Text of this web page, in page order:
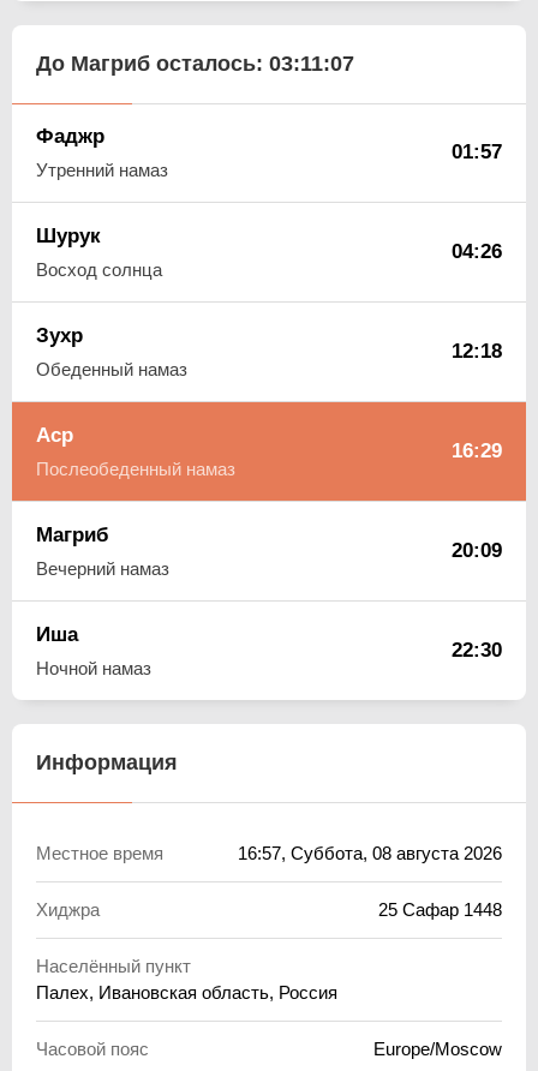
До Магриб осталось: 03:11:06
Фаджр
Утренний намаз
01:57
Шурук
Восход солнца
04:26
Зухр
Обеденный намаз
12:18
Аср
Послеобеденный намаз
16:29
Магриб
Вечерний намаз
20:09
Иша
Ночной намаз
22:30
Информация
Местное время 16:57, Суббота, 08 августа 2026
Хиджра 25 Сафар 1448
Населённый пункт
Палех, Ивановская область, Россия
Часовой пояс Europe/Moscow